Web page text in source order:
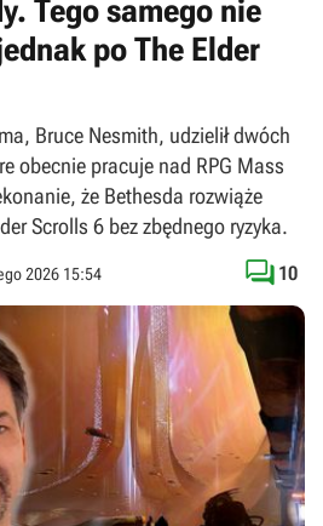
Tego samego nie
po The Elder
Bruce Nesmith, udzielił dwóch
obecnie pracuje nad RPG Mass
że Bethesda rozwiąże
Scrolls 6 bez zbędnego ryzyka.
2026 15:54  10